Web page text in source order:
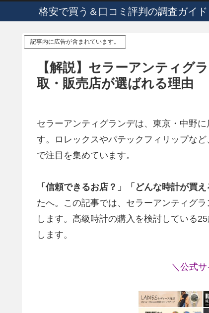
格安で買う＆口コミ評判の調査ガイド
記事内に広告が含まれています。
【解説】セラーアンティグ
取・販売店が選ばれる理由
セラーアンティグランデは、東京・中野
す。ロレックスやパテックフィリップな
で注目を集めています。
「信頼できるお店？」「どんな時計が買
たへ。この記事では、 セラーアンティグラ
します。高級時計の購入を検討している
します。
＼公式